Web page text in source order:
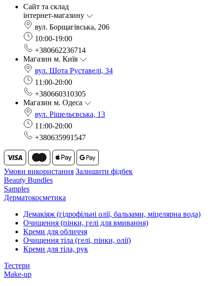
Сайт та склад
інтернет-магазину
вул. Борщагівська, 206
10:00-19:00
+380662236714
Магазин м. Київ
вул. Шота Руставелі, 34
11:00-20:00
+380660310305
Магазин м. Одеса
вул. Рішельєвська, 13
11:00-20:00
+380635991547
Умови використання Залишити фідбек
Beauty Bundles
Samples
Дерматокосметика
Демакіяж (гідрофільні олії, бальзами, міцелярна вода)
Очищення (пінки, гелі для вмивання)
Креми для обличчя
Очищення тіла (гелі, пінки, олії)
Креми для тіла, рук
Тестери
Make-up